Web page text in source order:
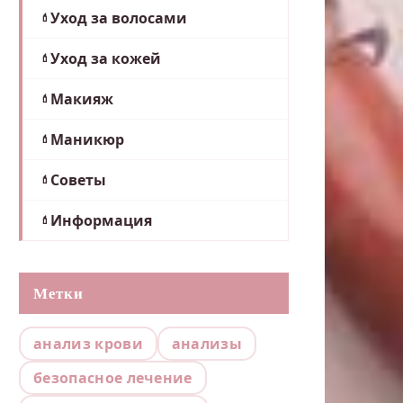
Уход за волосами
Уход за кожей
Макияж
Маникюр
Советы
Информация
Метки
анализ крови
анализы
безопасное лечение